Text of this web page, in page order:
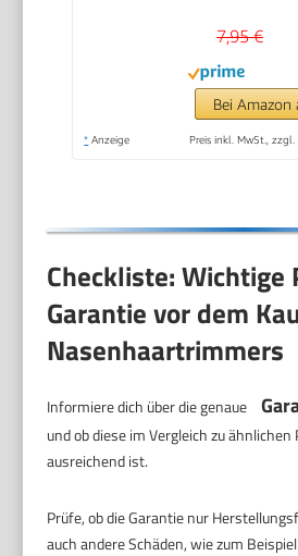
(abnehmbar) |
Nasenhaare
entfernen |
7,95 €
Bei Amazon
* Anzeige Preis inkl. MwSt., zzgl.
Checkliste: Wichtige
Garantie vor dem
Nasenhaartrimmers
Informiere dich über die genaue
und ob diese im Vergleich zu ähnlichen
ausreichend ist.
Prüfe, ob die Garantie nur
auch andere Schäden, wie zum